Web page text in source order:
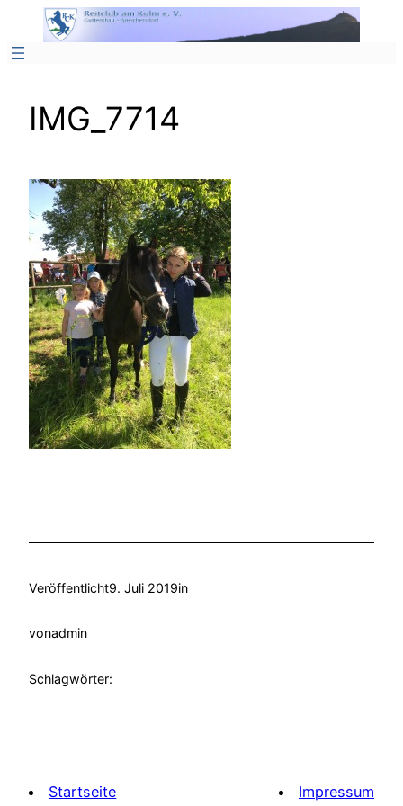
Inhalt
springen
IMG_7714
Veröffentlicht9. Juli 2019in
vonadmin
Schlagwörter:
Startseite
Impressum